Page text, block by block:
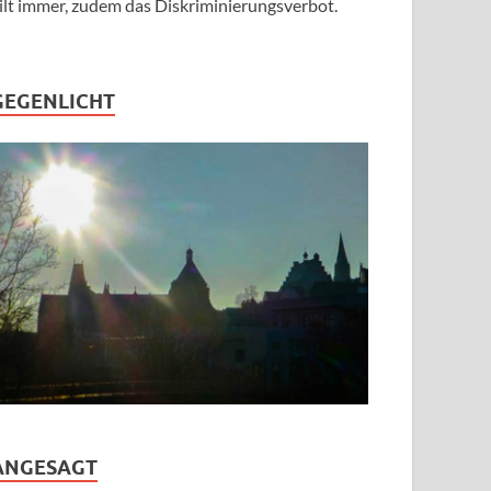
immer, zudem das Diskriminierungsverbot.